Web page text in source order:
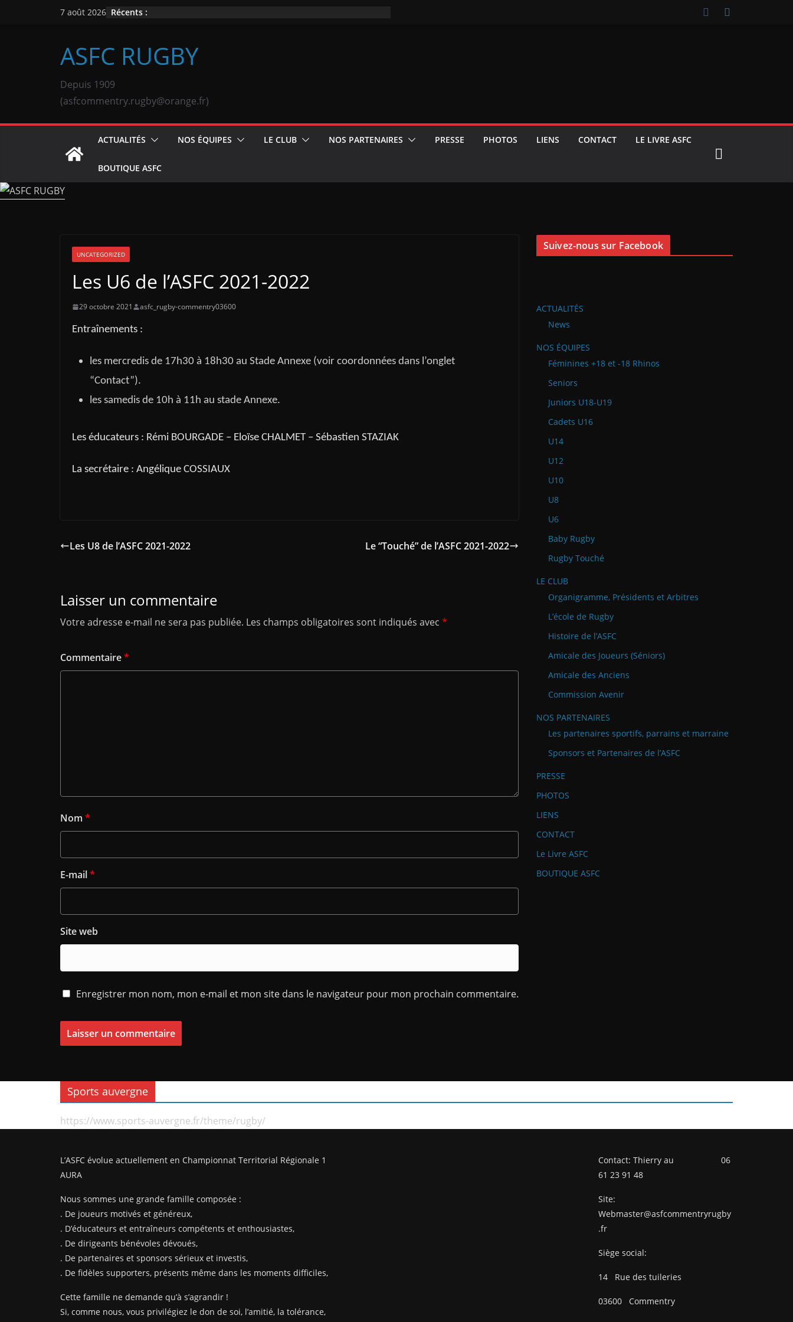
7 août 2026 Récents :
ASFC RUGBY
Depuis 1909
(asfcommentry.rugby@orange.fr)
ACTUALITÉS NOS ÉQUIPES LE CLUB NOS PARTENAIRES PRESSE PHOTOS LIENS CONTACT LE LIVRE ASFC
BOUTIQUE ASFC
UNCATEGORIZED
Les U6 de l’ASFC 2021-2022
29 octobre 2021 asfc_rugby-commentry03600
Entraînements :
les mercredis de 17h30 à 18h30 au Stade Annexe (voir coordonnées dans l’onglet
“Contact”).
les samedis de 10h à 11h au stade Annexe.
Les éducateurs : Rémi BOURGADE – Eloïse CHALMET – Sébastien STAZIAK
La secrétaire : Angélique COSSIAUX
Les U8 de l’ASFC 2021-2022 Le “Touché” de l’ASFC 2021-2022
Laisser un commentaire
Votre adresse e-mail ne sera pas publiée. Les champs obligatoires sont indiqués avec *
Commentaire*
Nom *
E-mail*
Site web
Enregistrer mon nom, mon e-mail et mon site dans le navigateur pour mon prochain commentaire.
Suivez-nous sur Facebook
ACTUALITÉS
News
NOS ÉQUIPES
Féminines +18 et -18 Rhinos
Seniors
Juniors U18-U19
Cadets U16
U14
U12
U10
U8
U6
Baby Rugby
Rugby Touché
LE CLUB
Organigramme, Présidents et Arbitres
L’école de Rugby
Histoire de l’ASFC
Amicale des Joueurs (Séniors)
Amicale des Anciens
Commission Avenir
NOS PARTENAIRES
Les partenaires sportifs, parrains et marraine
Sponsors et Partenaires de l’ASFC
PRESSE
PHOTOS
LIENS
CONTACT
Le Livre ASFC
BOUTIQUE ASFC
Sports auvergne
https://www.sports-auvergne.fr/theme/rugby/
L’ASFC évolue actuellement en Championnat Territorial Régionale 1
AURA
Nous sommes une grande famille composée :
. De joueurs motivés et généreux,
. D’éducateurs et entraîneurs compétents et enthousiastes,
. De dirigeants bénévoles dévoués,
. De partenaires et sponsors sérieux et investis,
. De fidèles supporters, présents même dans les moments difficiles,
Cette famille ne demande qu’à s’agrandir !
Si, comme nous, vous privilégiez le don de soi, l’amitié, la tolérance,
Contact: Thierry au 06
61 23 91 48
Site:
Webmaster@asfcommentryrugby
.fr
Siège social:
14 Rue des tuileries
03600 Commentry